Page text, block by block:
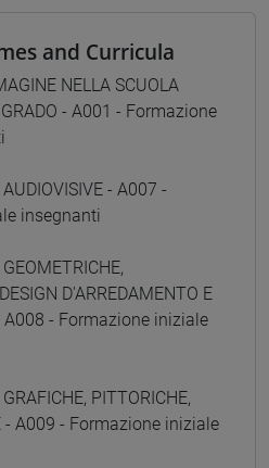
and Curricula
NELLA SCUOLA
GRADO - A001 - Formazione
- A007 -
insegnanti
D'ARREDAMENTO E
A008 - Formazione iniziale
PITTORICHE,
- A009 - Formazione iniziale